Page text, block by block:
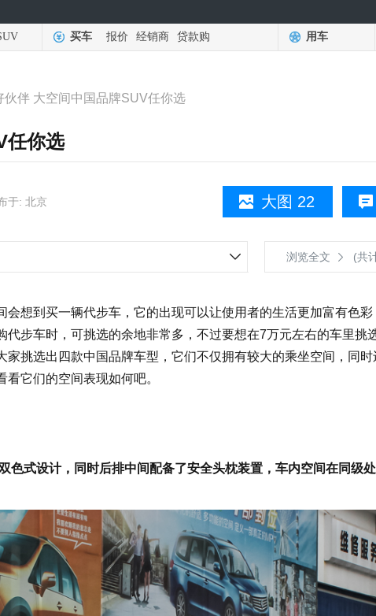
买车 报价 经销商 贷款购 用车
伙伴 大空间中国品牌SUV任你选
任你选
大图 22
于: 北京
浏览全文 (共
想到买一辆代步车，它的出现可以让使用者的生活更加富有色彩
步车时，可挑选的余地非常多，不过要想在7万元左右的车里挑
家挑选出四款中国品牌车型，它们不仅拥有较大的乘坐空间，同时
它们的空间表现如何吧。
式设计，同时后排中间配备了安全头枕装置，车内空间在同级